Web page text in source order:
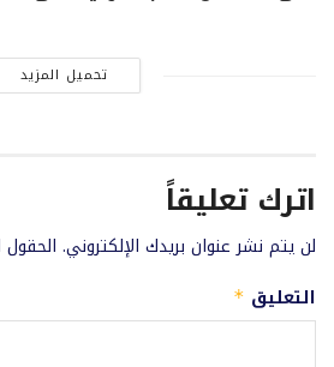
تحميل المزيد
اترك تعليقاً
لن يتم نشر عنوان بريدك الإلكتروني. الحقول
التعليق *